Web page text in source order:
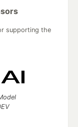
supporting the